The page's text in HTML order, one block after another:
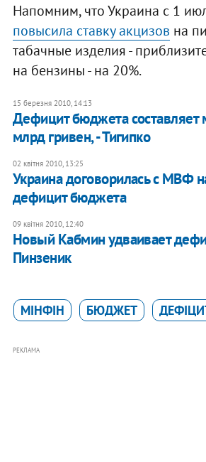
Напомним, что Украина с 1
повысила ставку акцизов на
табачные изделия -
на бензины - на 20%.
15 березня 2010, 14:13
Дефицит бюджета
млрд гривен, - Тигипко
02 квітня 2010, 13:25
Украина договорилась с МВФ
дефицит бюджета
09 квітня 2010, 12:40
Новый Кабмин удваивает
Пинзеник
МІНФІН БЮДЖЕТ
РЕКЛАМА